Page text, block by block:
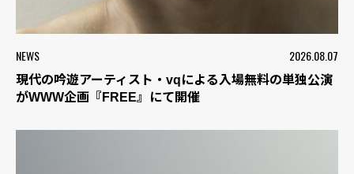
NEWS 2026.08.07
現代の吟遊アーティスト・vqによる入場無料の単独公演
がWWW企画『FREE』にて開催